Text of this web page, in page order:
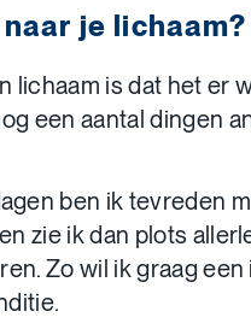
je lichaam?
lichaam is dat het er
een aantal dingen
ben ik tevreden
zie ik dan plots
Zo wil ik graag